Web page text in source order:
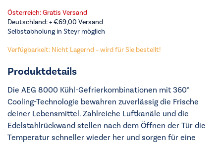
Österreich: Gratis Versand
Deutschland: +€69,00 Versand
Selbstabholung in Steyr möglich
Verfügbarkeit: Nicht Lagernd – wird für Sie bestellt!
Produktdetails
Die AEG 8000 Kühl-Gefrierkombinationen mit 360°
Cooling-Technologie bewahren zuverlässig die Frische
deiner Lebensmittel. Zahlreiche Luftkanäle und die
Edelstahlrückwand stellen nach dem Öffnen der Tür die
Temperatur schneller wieder her und sorgen für eine